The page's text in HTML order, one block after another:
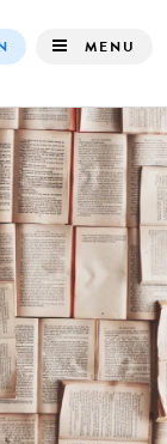
navigation
MENU